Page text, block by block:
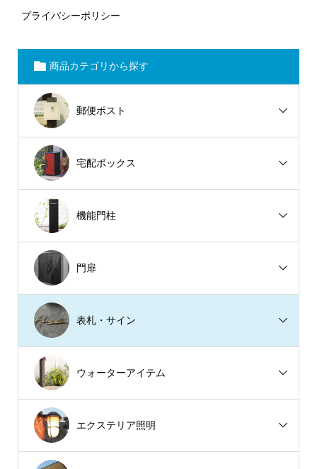
プライバシーポリシー
商品カテゴリから探す
郵便ポスト
宅配ボックス
機能門柱
門扉
表札・サイン
ウォーターアイテム
エクステリア照明